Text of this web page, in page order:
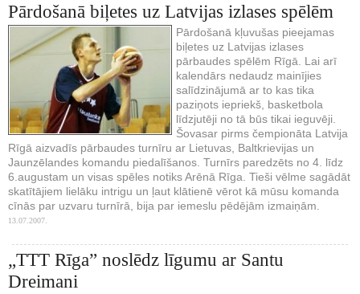
Pārdošanā biļetes uz Latvijas izlases spēlēm
Pārdošanā kļuvušas pieejamas
biļetes uz Latvijas izlases
pārbaudes spēlēm Rīgā. Lai arī
kalendārs nedaudz mainījies
salīdzinājumā ar to kas tika
paziņots iepriekš, basketbola
līdzjutēji no tā būs tikai ieguvēji.
Šovasar pirms čempionāta Latvija
Rīgā aizvadīs pārbaudes turnīru ar Lietuvas, Baltkrievijas un
Jaunzēlandes komandu piedalīšanos. Turnīrs paredzēts no 4. līdz
6.augustam un visas spēles notiks Arēnā Rīga. Tieši vēlme sagādāt
skatītājiem lielāku intrigu un ļaut klātienē vērot kā mūsu komanda
cīnās par uzvaru turnīrā, bija par iemeslu pēdējām izmaiņām.
13.07.2007.
„TTT Rīga” noslēdz līgumu ar Santu
Dreimani